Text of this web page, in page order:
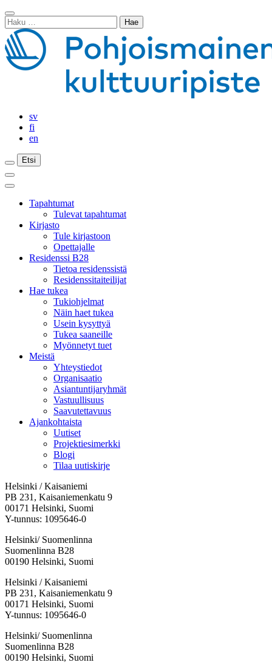
Siirry
sisältöön
Sulje
haku
Haku:
sv
fi
en
Etsi
Etsi
Etsi
Päävalikko
Sulje
päävalikkoTapahtumat
Tulevat tapahtumat
Kirjasto
Tule kirjastoon
Opettajalle
Residenssi B28
Tietoa residenssistä
Residenssitaiteilijat
Hae tukea
Tukiohjelmat
Näin haet tukea
Usein kysyttyä
Tukea saaneille
Myönnetyt tuet
Meistä
Yhteystiedot
Organisaatio
Asiantuntijaryhmät
Vastuullisuus
Saavutettavuus
Ajankohtaista
Uutiset
Projektiesimerkki
Blogi
Tilaa uutiskirje
Helsinki / Kaisaniemi
PB 231, Kaisaniemenkatu 9
00171 Helsinki, Suomi
Y-tunnus: 1095646-0
Helsinki/ Suomenlinna
Suomenlinna B28
00190 Helsinki, Suomi
Facebook:
Avataan
uuteen
välilehteen
Instagram:
Avataan
uuteen
välilehteen
TikTok:
Avataan
uuteen
välilehteen
Youtube:
Avataan
uuteen
välilehteen
Vimeo:
Avataan
uuteen
välilehteen
Helsinki / Kaisaniemi
PB 231, Kaisaniemenkatu 9
00171 Helsinki, Suomi
Y-tunnus: 1095646-0
Helsinki/ Suomenlinna
Suomenlinna B28
00190 Helsinki, Suomi